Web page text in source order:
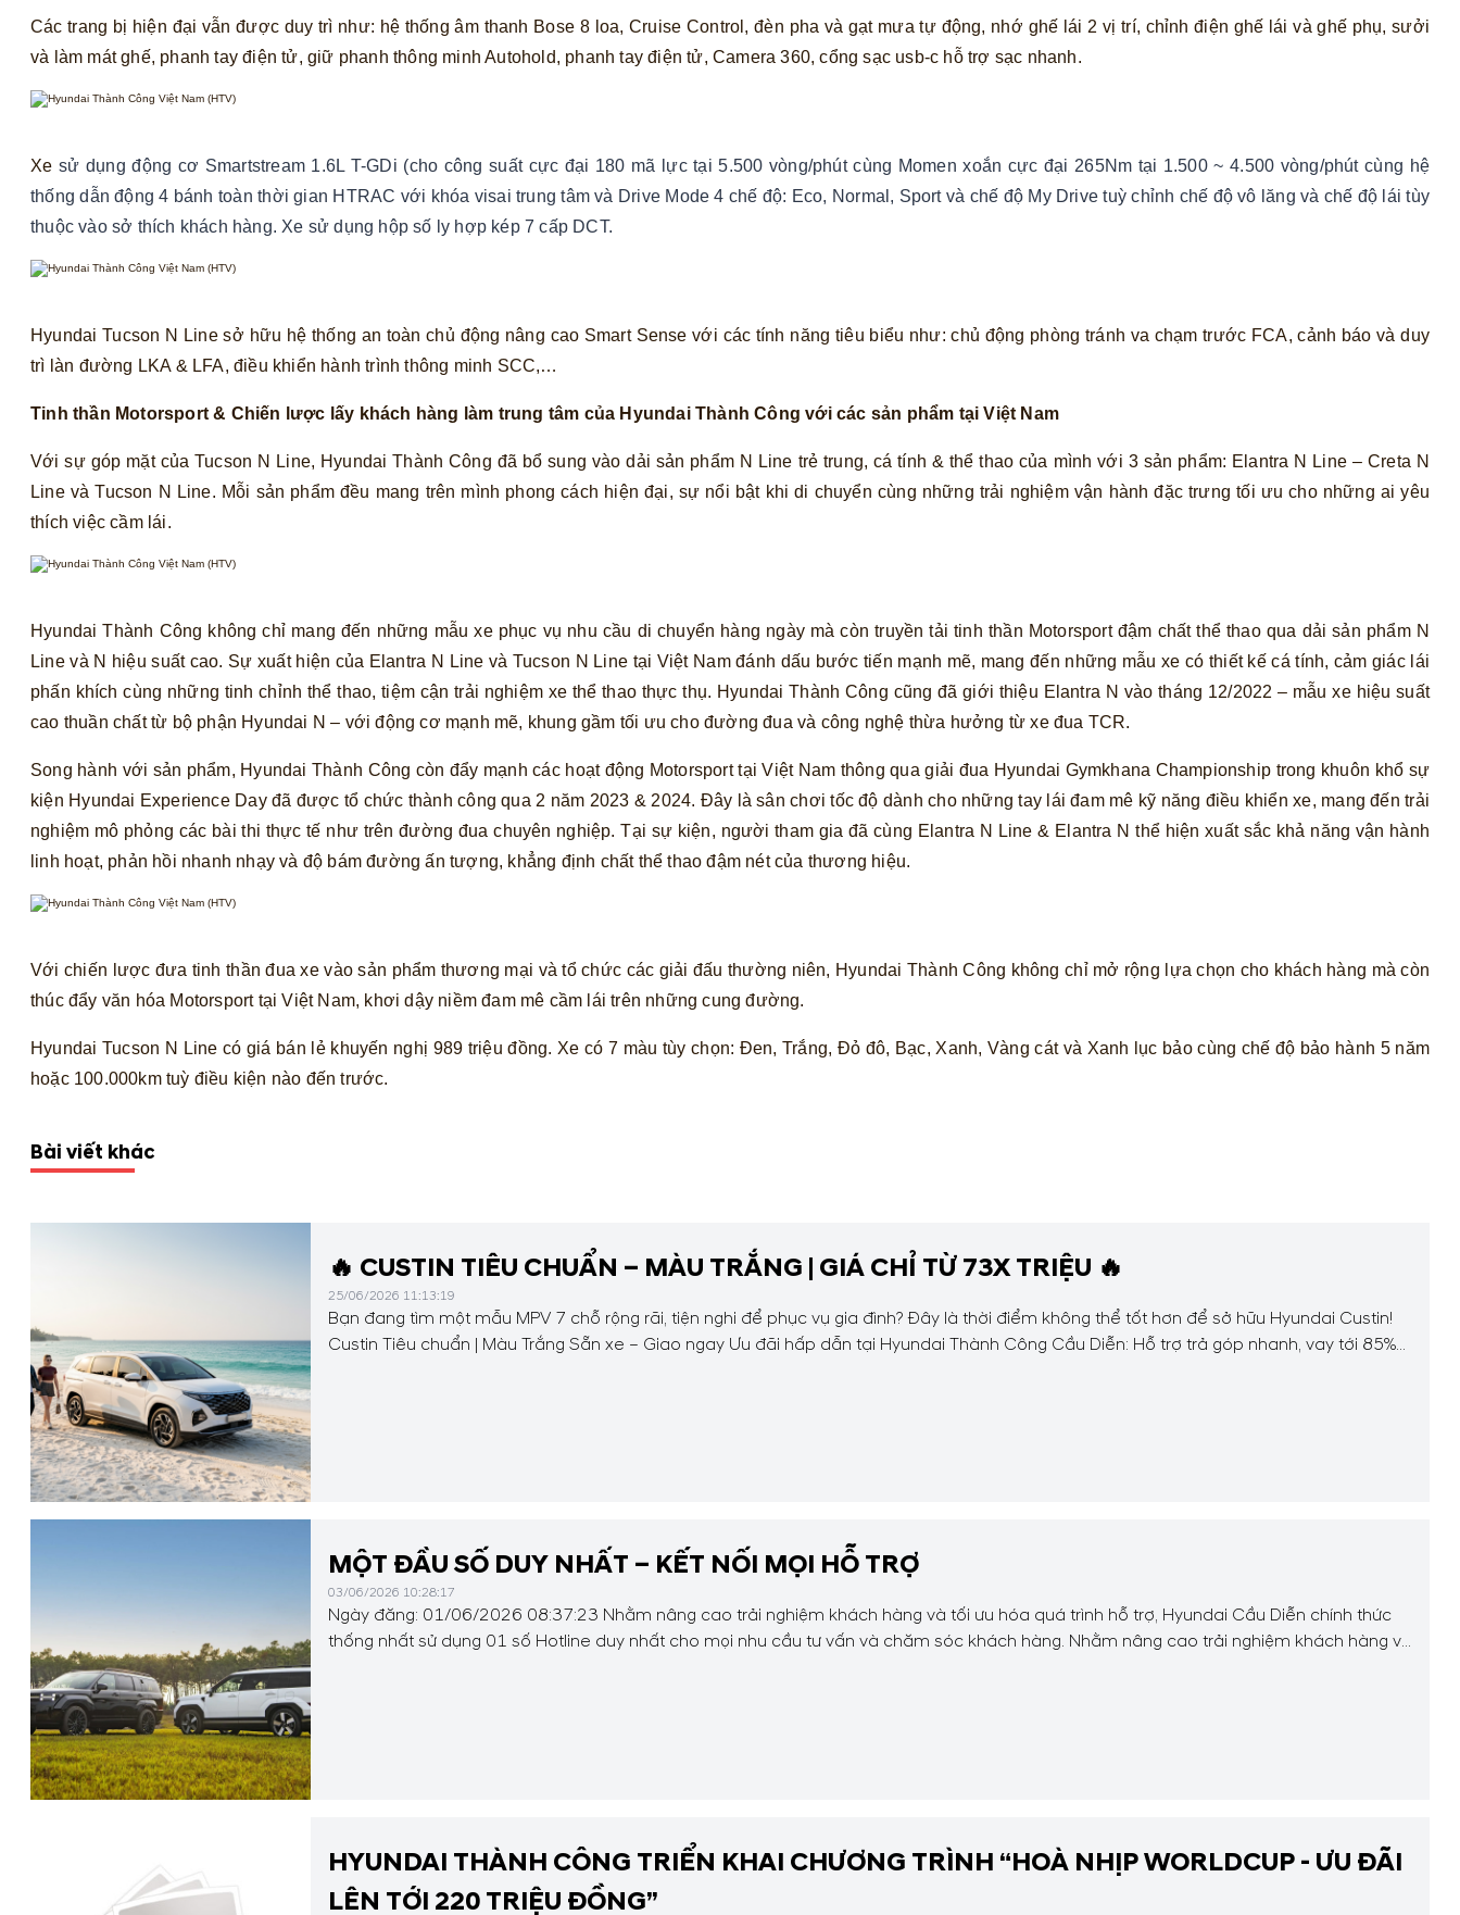
Các trang bị hiện đại vẫn được duy trì như: hệ thống âm thanh Bose 8 loa, Cruise Control, đèn pha và gạt mưa tự động, nhớ ghế lái 2 vị trí, chỉnh điện ghế lái và ghế phụ, sưởi
và làm mát ghế, phanh tay điện tử, giữ phanh thông minh Autohold, phanh tay điện tử, Camera 360, cổng sạc usb-c hỗ trợ sạc nhanh.
Xe sử dụng động cơ Smartstream 1.6L T-GDi (cho công suất cực đại 180 mã lực tại 5.500 vòng/phút cùng Momen xoắn cực đại 265Nm tại 1.500 ~ 4.500 vòng/phút cùng hệ
thống dẫn động 4 bánh toàn thời gian HTRAC với khóa visai trung tâm và Drive Mode 4 chế độ: Eco, Normal, Sport và chế độ My Drive tuỳ chỉnh chế độ vô lăng và chế độ lái tùy
thuộc vào sở thích khách hàng. Xe sử dụng hộp số ly hợp kép 7 cấp DCT.
Hyundai Tucson N Line sở hữu hệ thống an toàn chủ động nâng cao Smart Sense với các tính năng tiêu biểu như: chủ động phòng tránh va chạm trước FCA, cảnh báo và duy
trì làn đường LKA & LFA, điều khiển hành trình thông minh SCC,…
Tinh thần Motorsport & Chiến lược lấy khách hàng làm trung tâm của Hyundai Thành Công với các sản phẩm tại Việt Nam
Với sự góp mặt của Tucson N Line, Hyundai Thành Công đã bổ sung vào dải sản phẩm N Line trẻ trung, cá tính & thể thao của mình với 3 sản phẩm: Elantra N Line – Creta N
Line và Tucson N Line. Mỗi sản phẩm đều mang trên mình phong cách hiện đại, sự nổi bật khi di chuyển cùng những trải nghiệm vận hành đặc trưng tối ưu cho những ai yêu
thích việc cầm lái.
Hyundai Thành Công không chỉ mang đến những mẫu xe phục vụ nhu cầu di chuyển hàng ngày mà còn truyền tải tinh thần Motorsport đậm chất thể thao qua dải sản phẩm N
Line và N hiệu suất cao. Sự xuất hiện của Elantra N Line và Tucson N Line tại Việt Nam đánh dấu bước tiến mạnh mẽ, mang đến những mẫu xe có thiết kế cá tính, cảm giác lái
phấn khích cùng những tinh chỉnh thể thao, tiệm cận trải nghiệm xe thể thao thực thụ. Hyundai Thành Công cũng đã giới thiệu Elantra N vào tháng 12/2022 – mẫu xe hiệu suất
cao thuần chất từ bộ phận Hyundai N – với động cơ mạnh mẽ, khung gầm tối ưu cho đường đua và công nghệ thừa hưởng từ xe đua TCR.
Song hành với sản phẩm, Hyundai Thành Công còn đẩy mạnh các hoạt động Motorsport tại Việt Nam thông qua giải đua Hyundai Gymkhana Championship trong khuôn khổ sự
kiện Hyundai Experience Day đã được tổ chức thành công qua 2 năm 2023 & 2024. Đây là sân chơi tốc độ dành cho những tay lái đam mê kỹ năng điều khiển xe, mang đến trải
nghiệm mô phỏng các bài thi thực tế như trên đường đua chuyên nghiệp. Tại sự kiện, người tham gia đã cùng Elantra N Line & Elantra N thể hiện xuất sắc khả năng vận hành
linh hoạt, phản hồi nhanh nhạy và độ bám đường ấn tượng, khẳng định chất thể thao đậm nét của thương hiệu.
Với chiến lược đưa tinh thần đua xe vào sản phẩm thương mại và tổ chức các giải đấu thường niên, Hyundai Thành Công không chỉ mở rộng lựa chọn cho khách hàng mà còn
thúc đẩy văn hóa Motorsport tại Việt Nam, khơi dậy niềm đam mê cầm lái trên những cung đường.
Hyundai Tucson N Line có giá bán lẻ khuyến nghị 989 triệu đồng. Xe có 7 màu tùy chọn: Đen, Trắng, Đỏ đô, Bạc, Xanh, Vàng cát và Xanh lục bảo cùng chế độ bảo hành 5 năm
hoặc 100.000km tuỳ điều kiện nào đến trước.
Bài viết khác
🔥 CUSTIN TIÊU CHUẨN – MÀU TRẮNG | GIÁ CHỈ TỪ 73X TRIỆU 🔥
25/06/2026 11:13:19
Bạn đang tìm một mẫu MPV 7 chỗ rộng rãi, tiện nghi để phục vụ gia đình? Đây là thời điểm không thể tốt hơn để sở hữu Hyundai Custin!
Custin Tiêu chuẩn | Màu Trắng Sẵn xe – Giao ngay Ưu đãi hấp dẫn tại Hyundai Thành Công Cầu Diễn: Hỗ trợ trả góp nhanh, vay tới 85%
MỘT ĐẦU SỐ DUY NHẤT – KẾT NỐI MỌI HỖ TRỢ
03/06/2026 10:28:17
Ngày đăng: 01/06/2026 08:37:23 Nhằm nâng cao trải nghiệm khách hàng và tối ưu hóa quá trình hỗ trợ, Hyundai Cầu Diễn chính thức
thống nhất sử dụng 01 số Hotline duy nhất cho mọi nhu cầu tư vấn và chăm sóc khách hàng. Nhằm nâng cao trải nghiệm khách hàng và
HYUNDAI THÀNH CÔNG TRIỂN KHAI CHƯƠNG TRÌNH “HOÀ NHỊP WORLDCUP - ƯU ĐÃI
LÊN TỚI 220 TRIỆU ĐỒNG”